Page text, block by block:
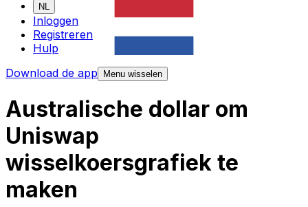
NL
Inloggen
Registreren
Hulp
Download de app
Menu wisselen
Australische dollar om
Uniswap
wisselkoersgrafiek te
maken